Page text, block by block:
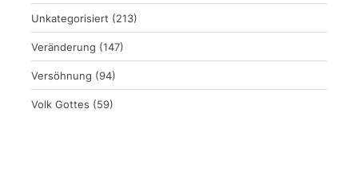
Unkategorisiert (213)
Veränderung (147)
Versöhnung (94)
Volk Gottes (59)